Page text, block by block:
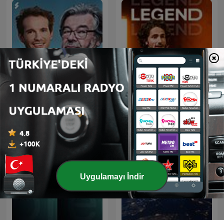
Maarten van Rossem &
Tom Jessen
LEGEND
Uygulamayı İndir